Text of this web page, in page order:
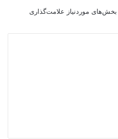
بخش‌های موردنیاز علامت‌گذاری